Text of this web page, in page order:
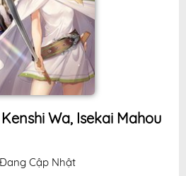
Wa, Isekai Mahou
Đang Cập Nhật